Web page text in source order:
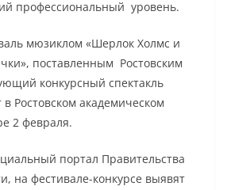
профессиональный уровень.
мюзиклом «Шерлок Холмс и
поставленным Ростовским
конкурсный спектакль
Ростовском академическом
2 февраля.
портал Правительства
на фестивале-конкурсе выявят